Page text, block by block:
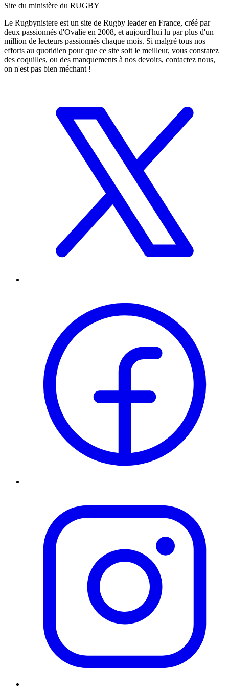
Site du ministère du RUGBY
Le Rugbynistere est un site de Rugby leader en France, créé par
deux passionnés d'Ovalie en 2008, et aujourd'hui lu par plus d'un
million de lecteurs passionnés chaque mois. Si malgré tous nos
efforts au quotidien pour que ce site soit le meilleur, vous constatez
des coquilles, ou des manquements à nos devoirs, contactez nous,
on n'est pas bien méchant !